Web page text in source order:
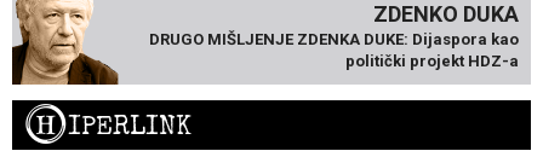
ZDENKO DUKA
DRUGO MIŠLJENJE ZDENKA DUKE: Dijaspora kao
politički projekt HDZ-a
HIPERLINK